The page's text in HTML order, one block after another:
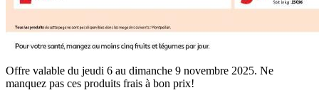
Offre valable du jeudi 6 au dimanche 9 novembre 2025. Ne
manquez pas ces produits frais à bon prix!